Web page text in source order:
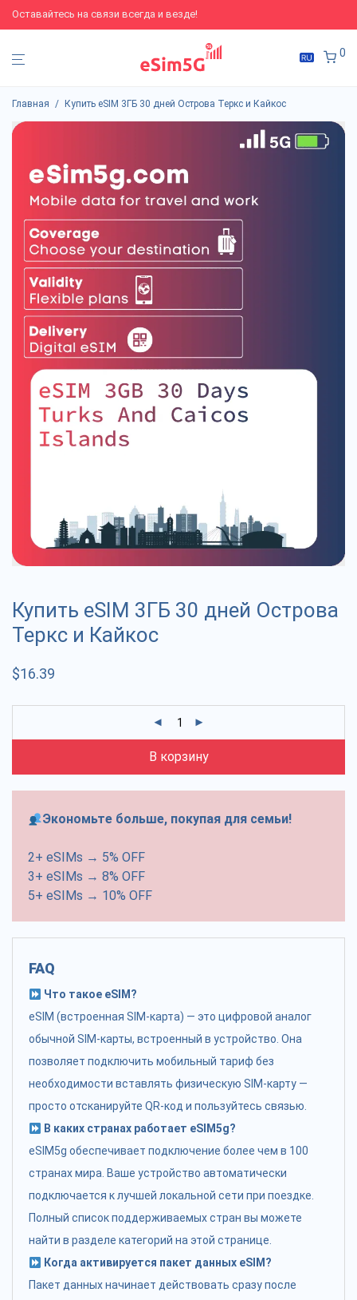
Оставайтесь на связи всегда и везде!
0
Главная / Купить eSIM 3ГБ 30 дней Острова Теркс и Кайкос
Купить eSIM 3ГБ 30 дней Острова
Теркс и Кайкос
$16.39
В корзину
Экономьте больше, покупая для семьи!
2+ eSIMs → 5% OFF
3+ eSIMs → 8% OFF
5+ eSIMs → 10% OFF
FAQ
Что такое eSIM?
eSIM (встроенная SIM-карта) — это цифровой аналог
обычной SIM-карты, встроенный в устройство. Она
позволяет подключить мобильный тариф без
необходимости вставлять физическую SIM-карту —
просто отсканируйте QR-код и пользуйтесь связью.
В каких странах работает eSIM5g?
eSIM5g обеспечивает подключение более чем в 100
странах мира. Ваше устройство автоматически
подключается к лучшей локальной сети при поездке.
Полный список поддерживаемых стран вы можете
найти в разделе категорий на этой странице.
Когда активируется пакет данных eSIM?
Пакет данных начинает действовать сразу после